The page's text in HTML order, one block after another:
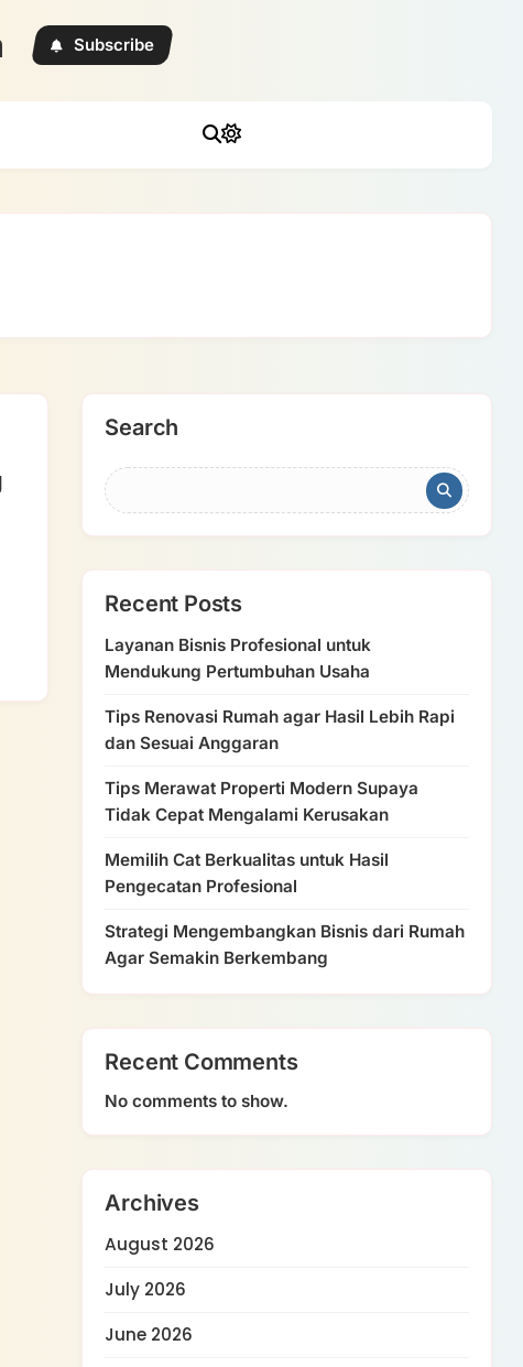
Subscribe
Search
Recent Posts
Layanan Bisnis Profesional untuk
Mendukung Pertumbuhan Usaha
Tips Renovasi Rumah agar Hasil Lebih Rapi
dan Sesuai Anggaran
Tips Merawat Properti Modern Supaya
Tidak Cepat Mengalami Kerusakan
Memilih Cat Berkualitas untuk Hasil
Pengecatan Profesional
Strategi Mengembangkan Bisnis dari Rumah
Agar Semakin Berkembang
Recent Comments
No comments to show.
Archives
August 2026
July 2026
June 2026